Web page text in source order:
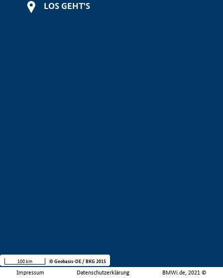
LOS GEHT'S
Impressum Datenschutzerklärung BMWi.de, 2021 ©
100 km © Geobasis-DE / BKG 2015